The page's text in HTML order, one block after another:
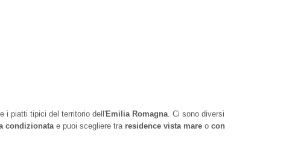
i piatti tipici del territorio dell'Emilia Romagna . Ci sono diversi
condizionata e puoi scegliere tra residence vista mare o con